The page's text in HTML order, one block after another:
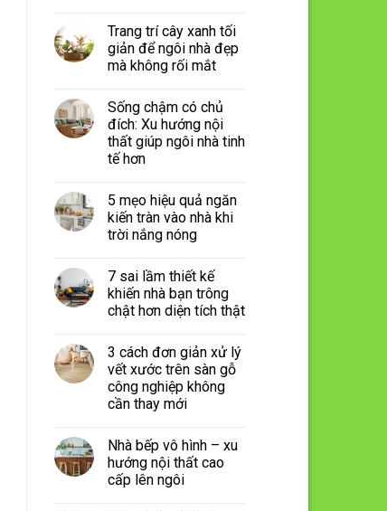
Trang trí cây xanh tối
giản để ngôi nhà đẹp
mà không rối mắt
Sống chậm có chủ
đích: Xu hướng nội
thất giúp ngôi nhà tinh
tế hơn
5 mẹo hiệu quả ngăn
kiến tràn vào nhà khi
trời nắng nóng
7 sai lầm thiết kế
khiến nhà bạn trông
chật hơn diện tích thật
3 cách đơn giản xử lý
vết xước trên sàn gỗ
công nghiệp không
cần thay mới
Nhà bếp vô hình – xu
hướng nội thất cao
cấp lên ngôi